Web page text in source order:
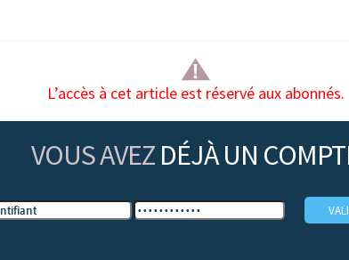
L’accès à cet article est réservé aux abonnés.
VOUS AVEZ DÉJÀ UN